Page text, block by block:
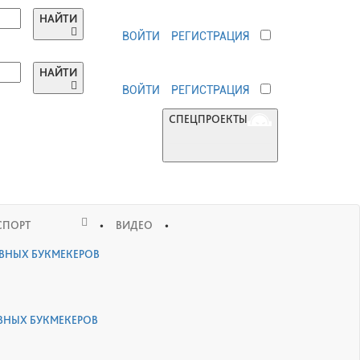
НАЙТИ
ВОЙТИ
РЕГИСТРАЦИЯ
НАЙТИ
ВОЙТИ
РЕГИСТРАЦИЯ
СПЕЦПРОЕКТЫ
БУКМЕКЕРОВ
БУКМЕКЕРОВ
• ВИДЕО •